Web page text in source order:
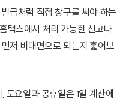
급처럼 직접 창구를 써야 하는
택스에서 처리 가능한 신고나
저 비대면으로 되는지 훑어보
토요일과 공휴일은 1일 계산에